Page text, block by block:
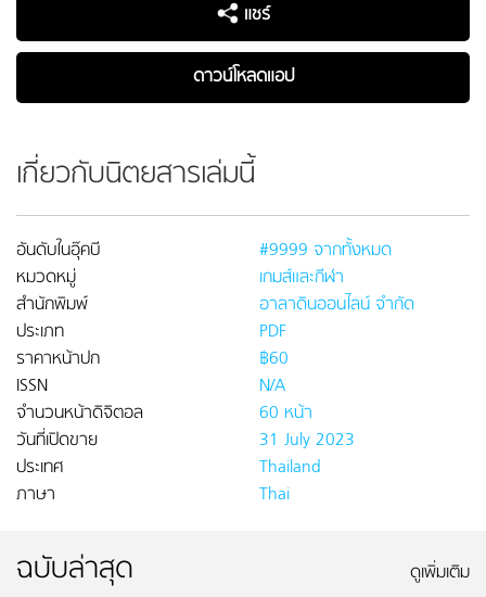
แชร์
ดาวน์โหลดแอป
เกี่ยวกับนิตยสารเล่มนี้
อันดับในอุ๊คบี
#9999 จากทั้งหมด
หมวดหมู่
เกมส์และกีฬา
สำนักพิมพ์
อาลาดินออนไลน์ จำกัด
ประเภท
PDF
ราคาหน้าปก
฿60
ISSN
N/A
จำนวนหน้าดิจิตอล
60 หน้า
วันที่เปิดขาย
31 July 2023
ประเทศ
Thailand
ภาษา
Thai
ฉบับล่าสุด ดูเพิ่มเติม